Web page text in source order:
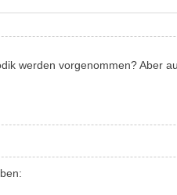
werden vorgenommen? Aber